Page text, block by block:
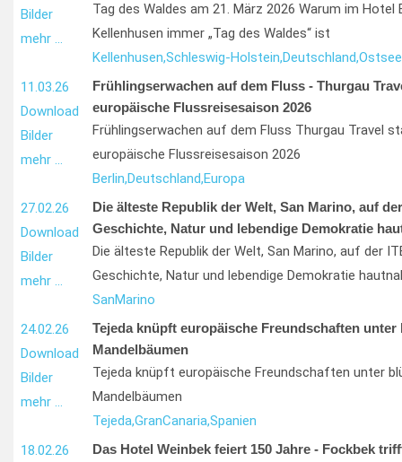
Bilder
mehr …
Tag des Waldes am 21. März 2026 Warum im Hotel
Kellenhusen immer „Tag des Waldes“ ist
Kellenhusen,Schleswig-Holstein,Deutschland,Ostsee
11.03.26
Download
Bilder
mehr …
Frühlingserwachen auf dem Fluss - Thurgau
europäische Flussreisesaison 2026
Frühlingserwachen auf dem Fluss Thurgau Travel
europäische Flussreisesaison 2026
Berlin,Deutschland,Europa
27.02.26
Download
Bilder
mehr …
Die älteste Republik der Welt, San Marino, auf
Geschichte, Natur und lebendige Demokratie
Die älteste Republik der Welt, San Marino, auf der
Geschichte, Natur und lebendige Demokratie
SanMarino
24.02.26
Download
Bilder
mehr …
Tejeda knüpft europäische Freundschaften unter
Mandelbäumen
Tejeda knüpft europäische Freundschaften unter
Mandelbäumen
Tejeda,GranCanaria,Spanien
18.02.26
Das Hotel Weinbek feiert 150 Jahre - Fockbek